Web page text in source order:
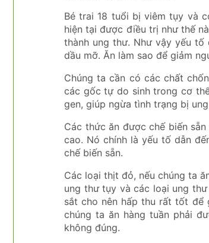
Bé trai 18 tuổi bị viêm tụy và
hiện tại được điều trị như thế
thành ung thư. Như vậy yếu
dầu mỡ. Ăn làm sao để giảm
Chúng ta cần có các chất
các gốc tự do sinh trong cơ
gen, giúp ngừa tình trạng bị
Các thức ăn được chế biến
cao. Nó chính là yếu tố dẫn
chế biến sẵn.
Các loại thịt đỏ, nếu chúng ta
ung thư tụy và các loại ung
sắt cho nên hấp thu rất tốt để
chúng ta ăn hàng tuần phải
không đúng.